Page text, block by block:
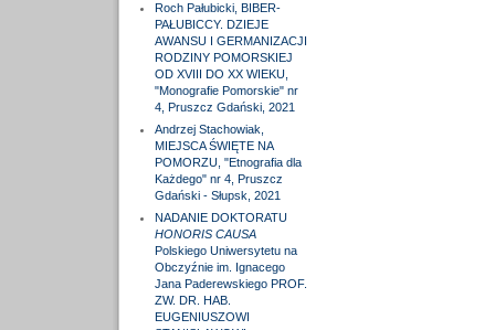
Roch Pałubicki, BIBER-
PAŁUBICCY. DZIEJE
AWANSU I GERMANIZACJI
RODZINY POMORSKIEJ
OD XVIII DO XX WIEKU,
"Monografie Pomorskie" nr
4, Pruszcz Gdański, 2021
Andrzej Stachowiak,
MIEJSCA ŚWIĘTE NA
POMORZU, "Etnografia dla
Każdego" nr 4, Pruszcz
Gdański - Słupsk, 2021
NADANIE DOKTORATU
HONORIS CAUSA
Polskiego Uniwersytetu na
Obczyźnie im. Ignacego
Jana Paderewskiego PROF.
ZW. DR. HAB.
EUGENIUSZOWI